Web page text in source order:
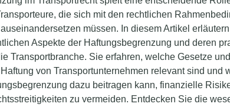
die sich mit den rechtlichen
müssen. In diesem Artikel
Aspekte der Haftungsbegrenzung und deren
Transportbranche. Sie erfahren, welche Gesetze und
von Transportunternehmen relevant sind und
dazu beitragen kann, finanzielle
zu vermeiden. Entdecken Sie die